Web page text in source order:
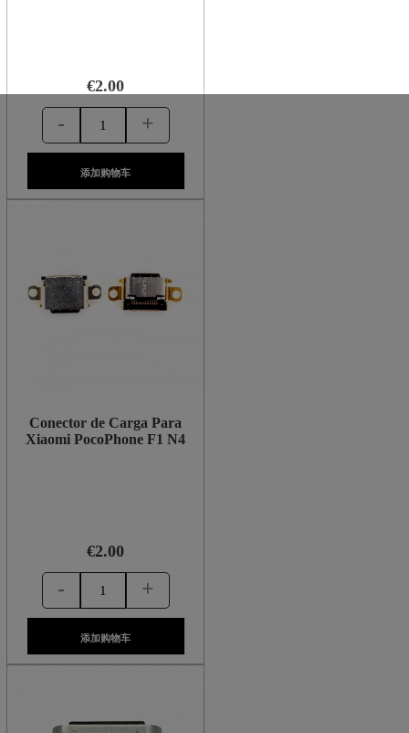
€2.00
- +
添加购物车
Conector de Carga Para
Xiaomi PocoPhone F1 N4
€2.00
- +
添加购物车